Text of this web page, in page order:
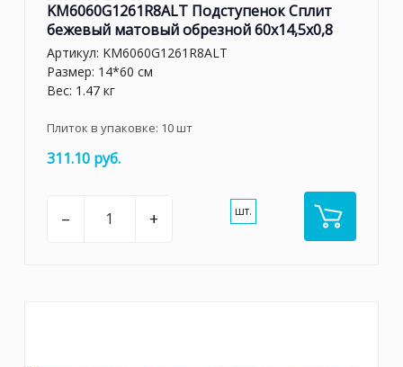
KM6060G1261R8ALT Подступенок Сплит
бежевый матовый обрезной 60x14,5x0,8
Артикул: KM6060G1261R8ALT
Размер: 14*60 см
Вес: 1.47 кг
Плиток в упаковке: 10шт
311.10 руб.
– + шт.